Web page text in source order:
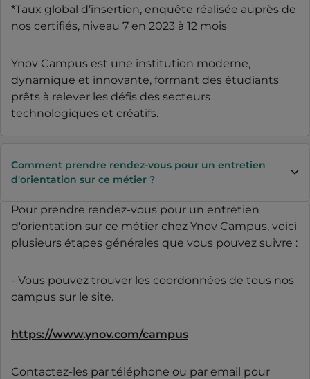
*Taux global d’insertion, enquête réalisée auprès de
nos certifiés, niveau 7 en 2023 à 12 mois
Ynov Campus est une institution moderne,
dynamique et innovante, formant des étudiants
prêts à relever les défis des secteurs
technologiques et créatifs.
Comment prendre rendez-vous pour un entretien
d'orientation sur ce métier ?
Pour prendre rendez-vous pour un entretien
d'orientation sur ce métier chez Ynov Campus, voici
plusieurs étapes générales que vous pouvez suivre :
- Vous pouvez trouver les coordonnées de tous nos
campus sur le site.
https://www.ynov.com/campus
Contactez-les par téléphone ou par email pour